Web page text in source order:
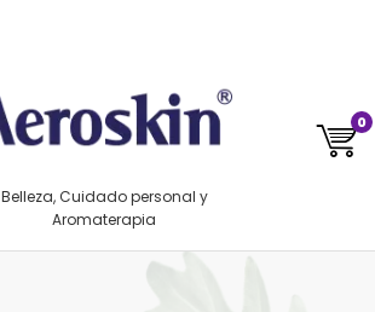
Belleza, Cuidado personal y
Aromaterapia
0